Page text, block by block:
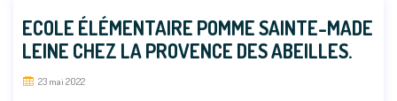
ECOLE ÉLÉMENTAIRE POMME SAINTE-MADE
LEINE CHEZ LA PROVENCE DES ABEILLES.
23 mai 2022